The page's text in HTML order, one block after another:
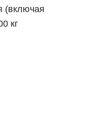
(включая
кг